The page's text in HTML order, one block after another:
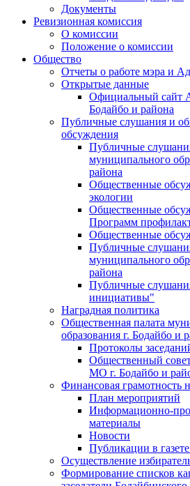
Документы
Ревизионная комиссия
О комиссии
Положение о комиссии
Общество
Отчеты о работе мэра и
Открытые данные
Официальный сайт
Бодайбо и района
Публичные слушания и
обсуждения
Публичные
муниципального
района
Общественные
экологии
Общественные
Программ
Общественные
Публичные
муниципального
района
Публичные
инициативы"
Наградная политика
Общественная палата
образования г. Бодайбо и
Протоколы
Общественный
МО г. Бодайбо и
Финансовая грамотность
План мероприятий
Информационно-
материалы
Новости
Публикации в
Осуществление
Формирование списков